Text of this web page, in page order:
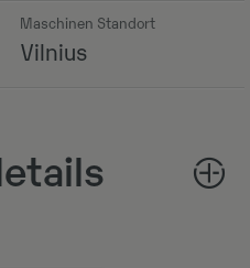
Maschinen Standort
Vilnius